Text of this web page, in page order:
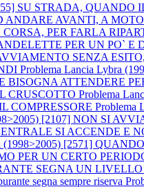
SU STRADA,
ANDARE AVANTI, A
PER FARLA
PER UN PO` E
SENZA
Problema Lancia Lybra
BISOGNA ATTENDERE
CRUSCOTTO Problema
COMPRESSORE Problema
[2107] NON SI
SI ACCENDE E
(1998>2005) [2571]
PER UN CERTO
SEGNA UN LIVELLO
segna sempre riserva